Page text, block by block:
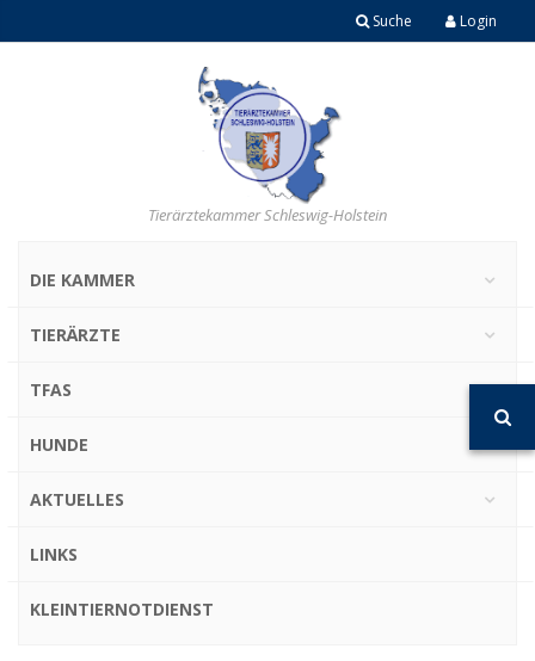
Login
Suche
Tierärztekammer Schleswig-Holstein
DIE KAMMER
TIERÄRZTE
TFAS
HUNDE
AKTUELLES
LINKS
KLEINTIERNOTDIENST